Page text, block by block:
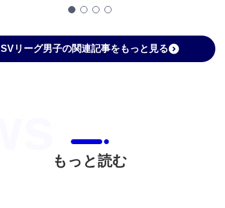
SVリーグ男子の関連記事をもっと見る
もっと読む